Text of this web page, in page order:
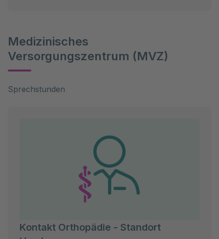
Medizinisches
Versorgungszentrum (MVZ)
Sprechstunden
Kontakt Orthopädie - Standort